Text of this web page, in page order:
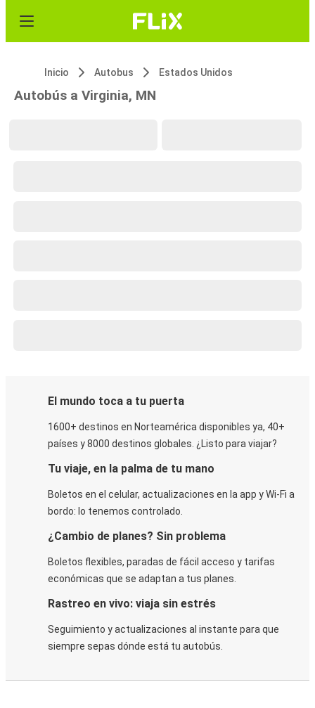
Inicio Autobus Estados Unidos
Autobús a Virginia, MN
El mundo toca a tu puerta
1600+ destinos en Norteamérica disponibles ya, 40+
países y 8000 destinos globales. ¿Listo para viajar?
Tu viaje, en la palma de tu mano
Boletos en el celular, actualizaciones en la app y Wi-Fi a
bordo: lo tenemos controlado.
¿Cambio de planes? Sin problema
Boletos flexibles, paradas de fácil acceso y tarifas
económicas que se adaptan a tus planes.
Rastreo en vivo: viaja sin estrés
Seguimiento y actualizaciones al instante para que
siempre sepas dónde está tu autobús.